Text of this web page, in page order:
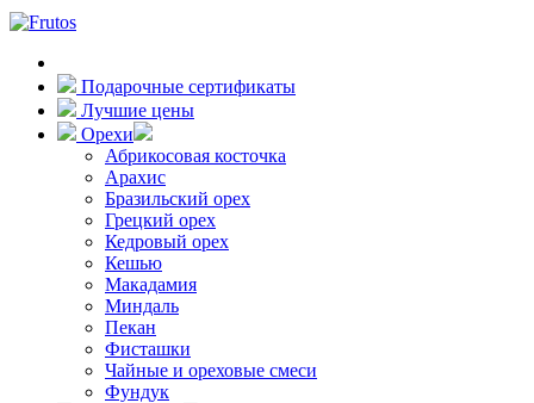
Подарочные сертификаты
Лучшие цены
Орехи
Абрикосовая косточка
Арахис
Бразильский орех
Грецкий орех
Кедровый орех
Кешью
Макадамия
Миндаль
Пекан
Фисташки
Чайные и ореховые смеси
Фундук